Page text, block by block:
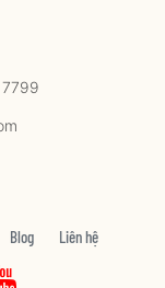
Blog Liên hệ